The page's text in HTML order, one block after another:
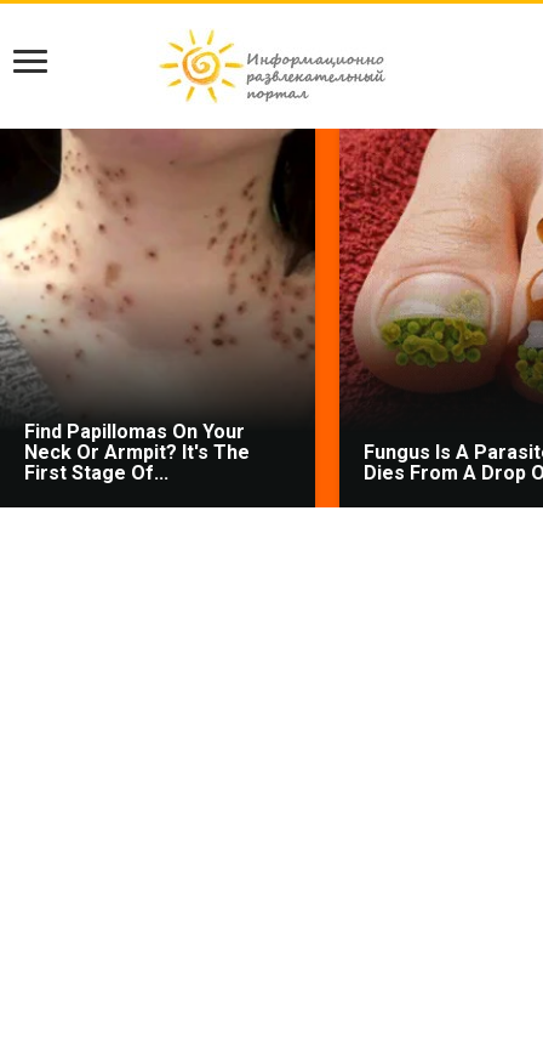
Find Papillomas On Your
Neck Or Armpit? It's The
First Stage Of...
Fungus Is A
Dies From A Drop